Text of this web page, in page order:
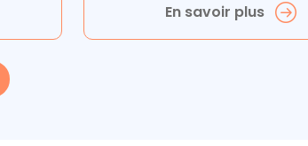
En savoir plus